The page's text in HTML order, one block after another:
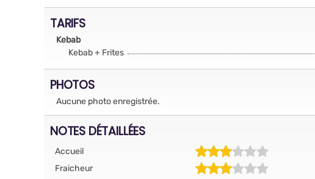
TARIFS
Kebab
Kebab + Frites
PHOTOS
Aucune photo enregistrée.
NOTES DÉTAILLÉES
Accueil
Fraicheur